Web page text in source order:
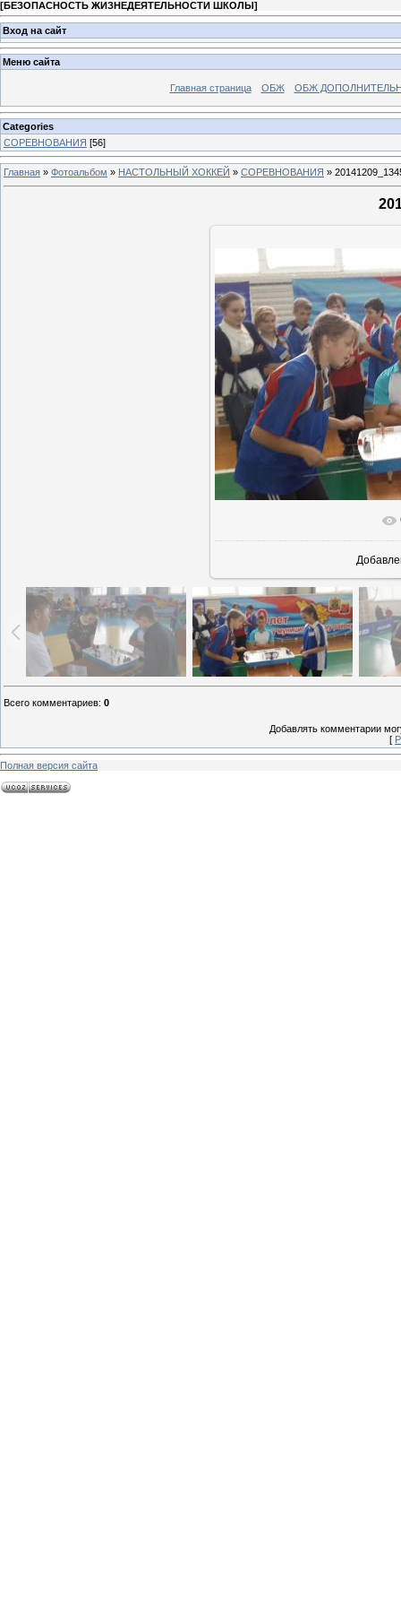
[БЕЗОПАСНОСТЬ ЖИЗНЕДЕЯТЕЛЬНОСТИ ШКОЛЫ]
Вход на сайт
Меню сайта
Главная страница ОБЖ ОБЖ
Categories
СОРЕВНОВАНИЯ [56]
Главная » Фотоальбом » НАСТОЛЬНЫЙ ХОККЕЙ » СОРЕВНОВАНИЯ »
В
Всего комментариев: 0
Добавлять комментарии
[
Полная версия сайта